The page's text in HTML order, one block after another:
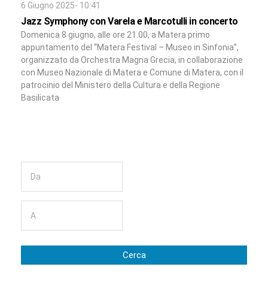
6 Giugno 2025- 10:41
Jazz Symphony con Varela e Marcotulli in concerto
Domenica 8 giugno, alle ore 21.00, a Matera primo
appuntamento del “Matera Festival – Museo in Sinfonia”,
organizzato da Orchestra Magna Grecia, in collaborazione
con Museo Nazionale di Matera e Comune di Matera, con il
patrocinio del Ministero della Cultura e della Regione
Basilicata
Cerca